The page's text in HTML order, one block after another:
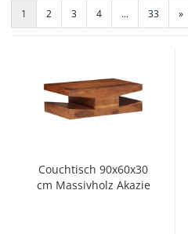
1 2 3 4 ... 33 »
Couchtisch 90x60x30
cm Massivholz Akazie